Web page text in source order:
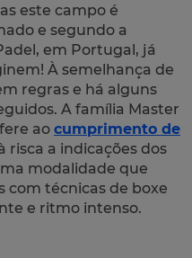
este campo é
e segundo a
em Portugal, já
À semelhança de
regras e há alguns
A família Master
ao cumprimento de
risca a indicações dos
modalidade que
com técnicas de boxe
e ritmo intenso.